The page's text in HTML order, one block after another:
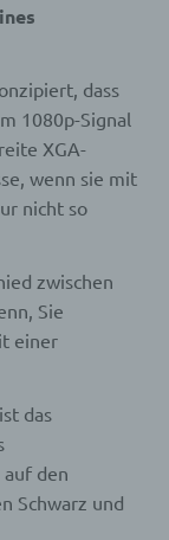
dass
1080p-Signal
XGA-
wenn sie mit
nicht so
zwischen
Sie
einer
das
den
Schwarz und